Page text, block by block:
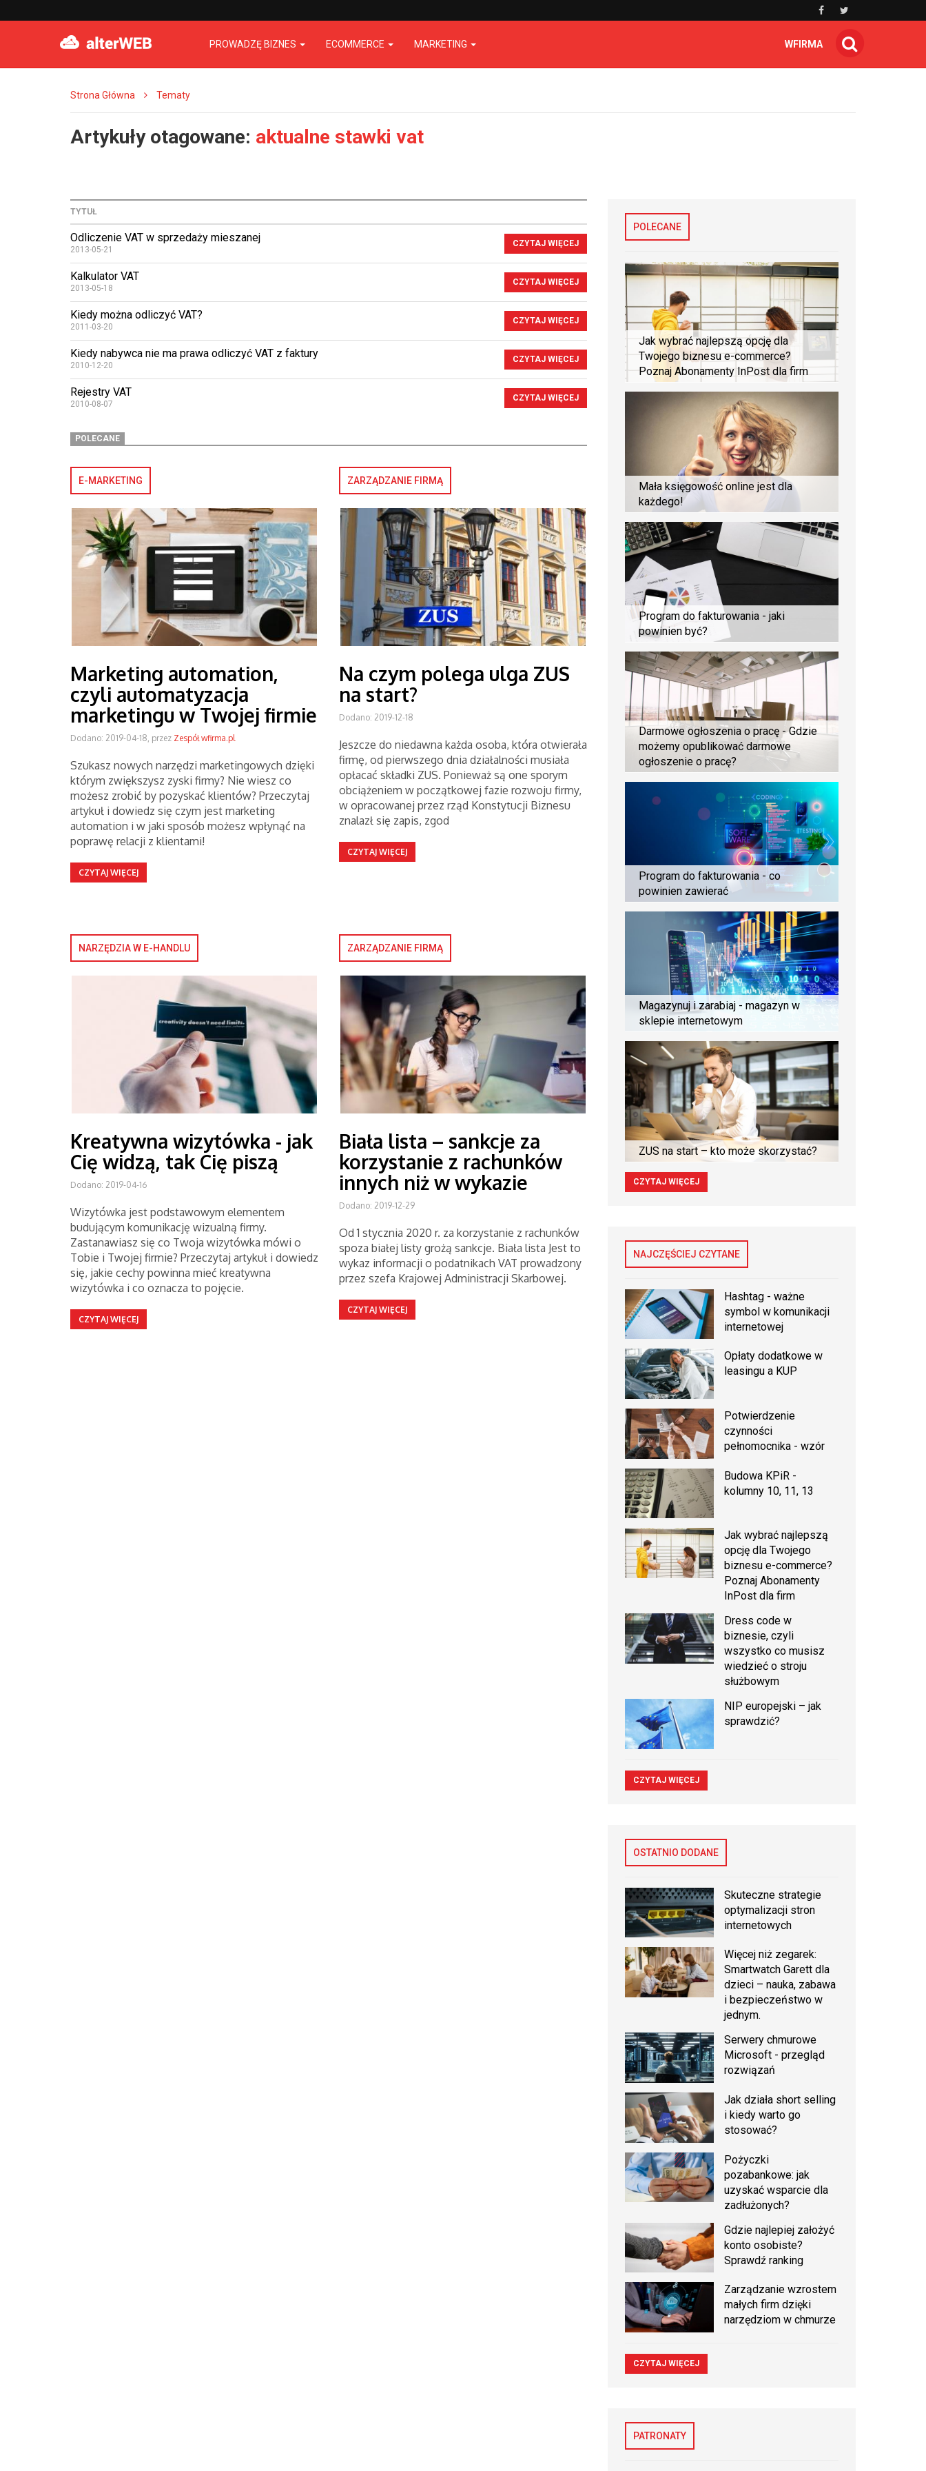
PROWADZĘ BIZNES ECOMMERCE MARKETING WFIRMA
Strona Główna Tematy
Artykuły otagowane: aktualne stawki vat
TYTUŁ
Odliczenie VAT w sprzedaży mieszanej
2013-05-21
CZYTAJ WIĘCEJ
Kalkulator VAT
2013-05-18
CZYTAJ WIĘCEJ
Kiedy można odliczyć VAT?
2011-03-20
CZYTAJ WIĘCEJ
Kiedy nabywca nie ma prawa odliczyć VAT z faktury
2010-12-20
CZYTAJ WIĘCEJ
Rejestry VAT
2010-08-07
CZYTAJ WIĘCEJ
POLECANE
E-MARKETING
Marketing automation,
czyli automatyzacja
marketingu w Twojej firmie
Dodano: 2019-04-18, przez Zespół wfirma.pl
Szukasz nowych narzędzi marketingowych dzięki
którym zwiększysz zyski firmy? Nie wiesz co
możesz zrobić by pozyskać klientów? Przeczytaj
artykuł i dowiedz się czym jest marketing
automation i w jaki sposób możesz wpłynąć na
poprawę relacji z klientami!
CZYTAJ WIĘCEJ
ZARZĄDZANIE FIRMĄ
Na czym polega ulga ZUS
na start?
Dodano: 2019-12-18
Jeszcze do niedawna każda osoba, która otwierała
firmę, od pierwszego dnia działalności musiała
opłacać składki ZUS. Ponieważ są one sporym
obciążeniem w początkowej fazie rozwoju firmy,
w opracowanej przez rząd Konstytucji Biznesu
znalazł się zapis, zgod
CZYTAJ WIĘCEJ
NARZĘDZIA W E-HANDLU
Kreatywna wizytówka - jak
Cię widzą, tak Cię piszą
Dodano: 2019-04-16
Wizytówka jest podstawowym elementem
budującym komunikację wizualną firmy.
Zastanawiasz się co Twoja wizytówka mówi o
Tobie i Twojej firmie? Przeczytaj artykuł i dowiedz
się, jakie cechy powinna mieć kreatywna
wizytówka i co oznacza to pojęcie.
CZYTAJ WIĘCEJ
ZARZĄDZANIE FIRMĄ
Biała lista – sankcje za
korzystanie z rachunków
innych niż w wykazie
Dodano: 2019-12-29
Od 1 stycznia 2020 r. za korzystanie z rachunków
spoza białej listy grożą sankcje. Biała lista Jest to
wykaz informacji o podatnikach VAT prowadzony
przez szefa Krajowej Administracji Skarbowej.
CZYTAJ WIĘCEJ
POLECANE
Jak wybrać najlepszą opcję dla
Twojego biznesu e-commerce?
Poznaj Abonamenty InPost dla firm
Mała księgowość online jest dla
każdego!
Program do fakturowania - jaki
powinien być?
Darmowe ogłoszenia o pracę - Gdzie
możemy opublikować darmowe
ogłoszenie o pracę?
Program do fakturowania - co
powinien zawierać
Magazynuj i zarabiaj - magazyn w
sklepie internetowym
ZUS na start – kto może skorzystać?
CZYTAJ WIĘCEJ
NAJCZĘŚCIEJ CZYTANE
Hashtag - ważne
symbol w komunikacji
internetowej
Opłaty dodatkowe w
leasingu a KUP
Potwierdzenie
czynności
pełnomocnika - wzór
Budowa KPiR -
kolumny 10, 11, 13
Jak wybrać najlepszą
opcję dla Twojego
biznesu e-commerce?
Poznaj Abonamenty
InPost dla firm
Dress code w
biznesie, czyli
wszystko co musisz
wiedzieć o stroju
służbowym
NIP europejski – jak
sprawdzić?
CZYTAJ WIĘCEJ
OSTATNIO DODANE
Skuteczne strategie
optymalizacji stron
internetowych
Więcej niż zegarek:
Smartwatch Garett dla
dzieci – nauka, zabawa
i bezpieczeństwo w
jednym.
Serwery chmurowe
Microsoft - przegląd
rozwiązań
Jak działa short selling
i kiedy warto go
stosować?
Pożyczki
pozabankowe: jak
uzyskać wsparcie dla
zadłużonych?
Gdzie najlepiej założyć
konto osobiste?
Sprawdź ranking
Zarządzanie wzrostem
małych firm dzięki
narzędziom w chmurze
CZYTAJ WIĘCEJ
PATRONATY